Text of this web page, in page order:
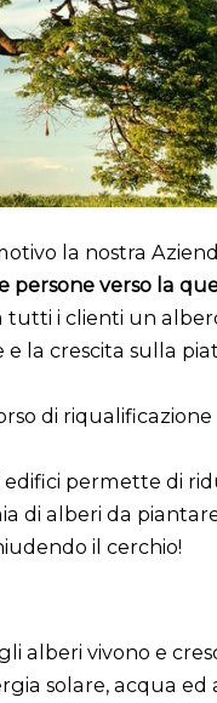
la nostra
persone verso la
tutti i clienti un
e la crescita sulla
di riqualificazione
edifici permette di
di alberi da
il cerchio!
alberi vivono e
solare, acqua ed